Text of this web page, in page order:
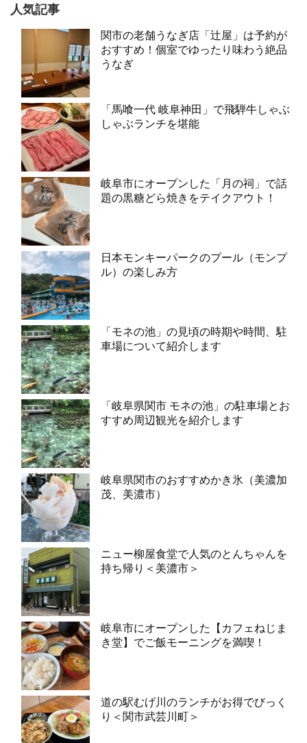
人気記事
関市の老舗うなぎ店「辻屋」は予約が
おすすめ！個室でゆったり味わう絶品
うなぎ
「馬喰一代 岐阜神田」で飛騨牛しゃぶ
しゃぶランチを堪能
岐阜市にオープンした「月の祠」で話
題の黒糖どら焼きをテイクアウト！
日本モンキーパークのプール（モンプ
ル）の楽しみ方
「モネの池」の見頃の時期や時間、駐
車場について紹介します
「岐阜県関市 モネの池」の駐車場とお
すすめ周辺観光を紹介します
岐阜県関市のおすすめかき氷（美濃加
茂、美濃市）
ニュー柳屋食堂で人気のとんちゃんを
持ち帰り＜美濃市＞
岐阜市にオープンした【カフェねじま
き堂】でご飯モーニングを満喫！
道の駅むげ川のランチがお得でびっく
り＜関市武芸川町＞